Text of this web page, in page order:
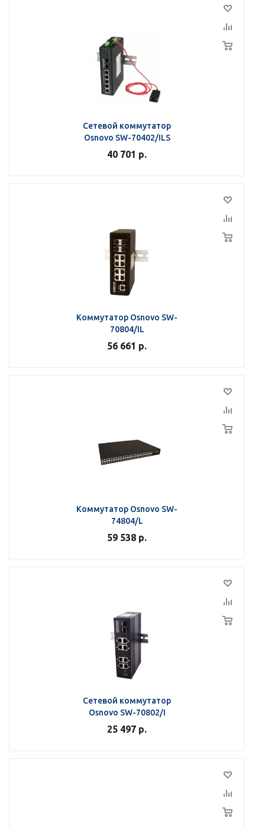
Сетевой коммутатор
Osnovo SW-70402/ILS
40 701 р.
Коммутатор Osnovo SW-
70804/IL
56 661 р.
Коммутатор Osnovo SW-
74804/L
59 538 р.
Сетевой коммутатор
Osnovo SW-70802/I
25 497 р.